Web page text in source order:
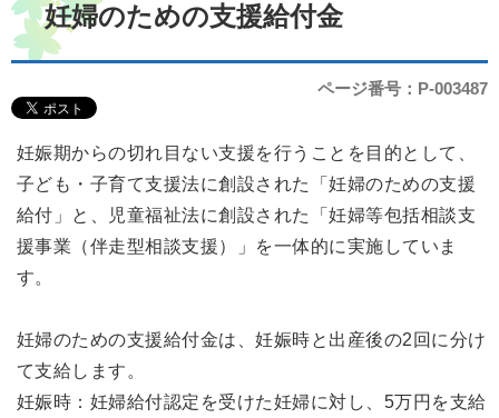
妊婦のための支援給付金
ページ番号：P-003487
妊娠期からの切れ目ない支援を行うことを目的として、
子ども・子育て支援法に創設された「妊婦のための支援
給付」と、児童福祉法に創設された「妊婦等包括相談支
援事業（伴走型相談支援）」を一体的に実施していま
す。
妊婦のための支援給付金は、妊娠時と出産後の2回に分け
て支給します。
妊娠時：妊婦給付認定を受けた妊婦に対し、5万円を支給